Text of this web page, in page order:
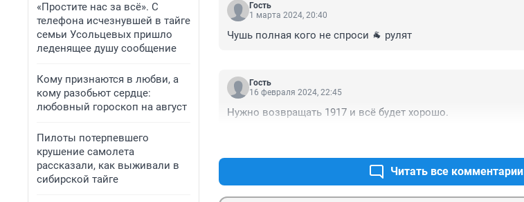
«Простите нас за всё». С
телефона исчезнувшей в тайге
семьи Усольцевых пришло
леденящее душу сообщение
Кому признаются в любви, а
кому разобьют сердце:
любовный гороскоп на август
Пилоты потерпевшего
крушение самолета
рассказали, как выживали в
сибирской тайге
Гость
1 марта 2024, 20:40
Чушь полная кого не спроси 🐐 рулят
Гость
16 февраля 2024, 22:45
Нужно возвращать 1917 и всё будет хорошо.
Читать все комментарии